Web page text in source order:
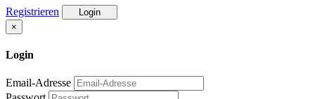
Registrieren
Login
×
Login
Email-Adresse